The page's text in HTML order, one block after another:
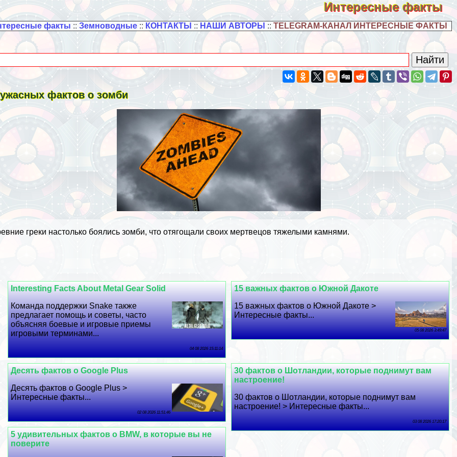
Интересные факты
факты :: Земноводные:: КОНТАКТЫ :: НАШИ АВТОРЫ :: TELEGRAM-КАНАЛ ИНТЕРЕСНЫЕ ФАКТЫ
фактов о зомби
греки настолько боялись зомби, что отягощали своих мертвецов тяжелыми камнями.
15 важных фактов о Южной Дакоте
15 важных фактов о Южной Дакоте >
Интересные факты...
05 08 2026 3:49:47
Interesting Facts About Metal Gear Solid
Комaнда поддержки Snake также
предлагает помощь и советы, часто
объясняя боевые и игровые приемы
игровыми терминами...
04 08 2026 15:11:14
30 фактов о Шотландии, которые поднимут вам
настроение!
30 фактов о Шотландии, которые поднимут вам
настроение! > Интересные факты...
03 08 2026 17:20:17
Десять фактов о Google Plus
Десять фактов о Google Plus >
Интересные факты...
02 08 2026 11:51:46
5 удивительных фактов о BMW, в которые вы не
поверите